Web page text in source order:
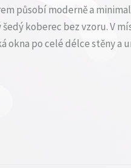
působí moderně a
koberec bez vzoru. V
okna po celé délce stěny a